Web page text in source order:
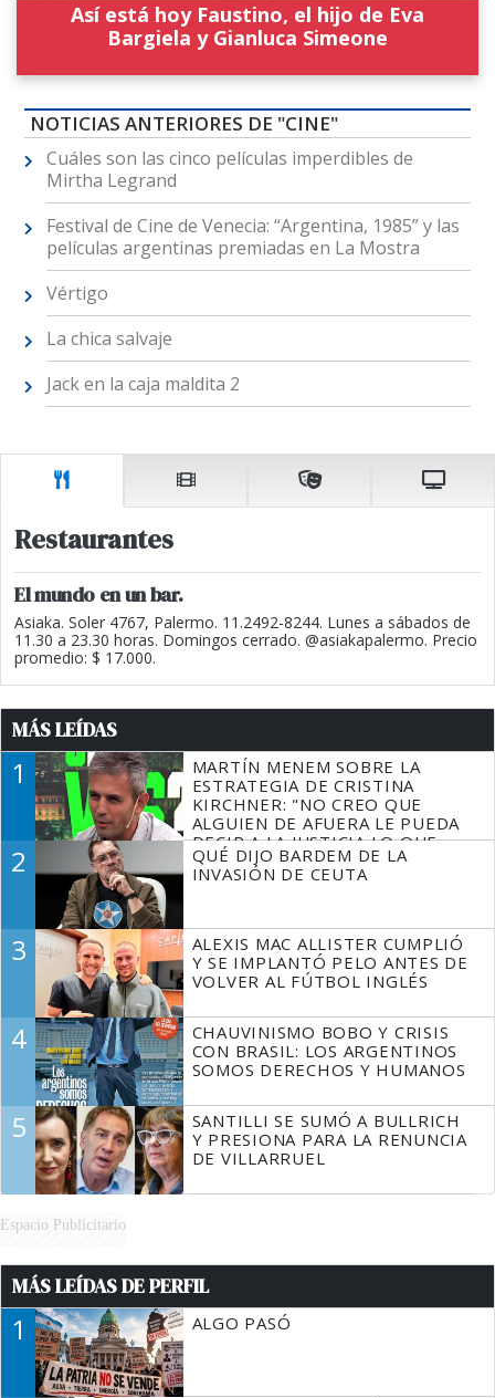
Así está hoy Faustino, el hijo de Eva
Bargiela y Gianluca Simeone
NOTICIAS ANTERIORES DE "CINE"
Cuáles son las cinco películas imperdibles de
Mirtha Legrand
Festival de Cine de Venecia: “Argentina, 1985” y las
películas argentinas premiadas en La Mostra
Vértigo
La chica salvaje
Jack en la caja maldita 2
Restaurantes
El mundo en un bar.
Asiaka. Soler 4767, Palermo. 11.2492-8244. Lunes a sábados de
11.30 a 23.30 horas. Domingos cerrado. @asiakapalermo. Precio
promedio: $ 17.000.
MÁS LEÍDAS
1
MARTÍN MENEM SOBRE LA
ESTRATEGIA DE CRISTINA
KIRCHNER: "NO CREO QUE
ALGUIEN DE AFUERA LE PUEDA
DECIR A LA JUSTICIA LO QUE
TIENE QUE HACER"
2
QUÉ DIJO BARDEM DE LA
INVASIÓN DE CEUTA
3
ALEXIS MAC ALLISTER CUMPLIÓ
Y SE IMPLANTÓ PELO ANTES DE
VOLVER AL FÚTBOL INGLÉS
4
CHAUVINISMO BOBO Y CRISIS
CON BRASIL: LOS ARGENTINOS
SOMOS DERECHOS Y HUMANOS
5
SANTILLI SE SUMÓ A BULLRICH
Y PRESIONA PARA LA RENUNCIA
DE VILLARRUEL
Espacio Publicitario
MÁS LEÍDAS DE PERFIL
1 ALGO PASÓ